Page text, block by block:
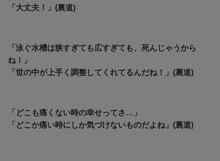
「大丈夫！」(裏道)
「泳ぐ水槽は狭すぎても広すぎても、死んじゃうから
ね！」
「世の中が上手く調整してくれてるんだね！」(裏道)
「どこも痛くない時の幸せってさ…」
「どこか痛い時にしか気づけないものだよね」(裏道)